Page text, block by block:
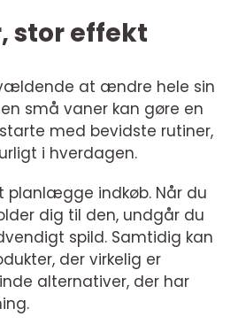
stor effekt
at ændre hele sin
små vaner kan gøre en
med bevidste rutiner,
i hverdagen.
planlægge indkøb. Når du
dig til den, undgår du
spild. Samtidig kan
der virkelig er
alternativer, der har